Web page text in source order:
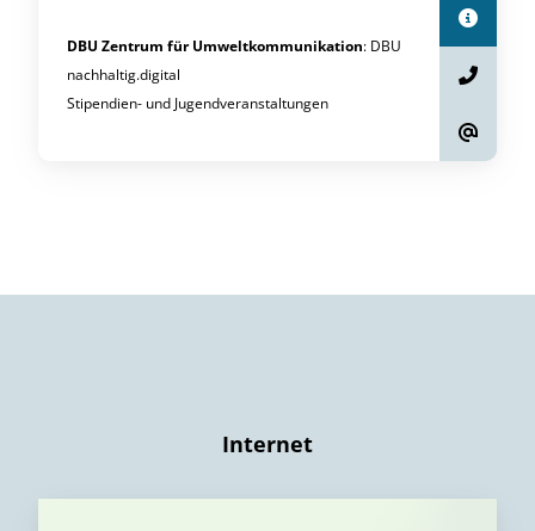
DBU Zentrum für Umweltkommunikation: DBU
nachhaltig.digital
Stipendien- und Jugendveranstaltungen
Internet